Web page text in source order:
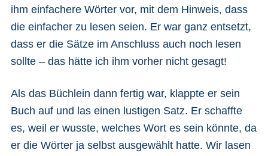
ihm einfachere Wörter vor, mit dem Hinweis, dass
die einfacher zu lesen seien. Er war ganz entsetzt,
dass er die Sätze im Anschluss auch noch lesen
sollte – das hätte ich ihm vorher nicht gesagt!
Als das Büchlein dann fertig war, klappte er sein
Buch auf und las einen lustigen Satz. Er schaffte
es, weil er wusste, welches Wort es sein könnte, da
er die Wörter ja selbst ausgewählt hatte. Wir lasen